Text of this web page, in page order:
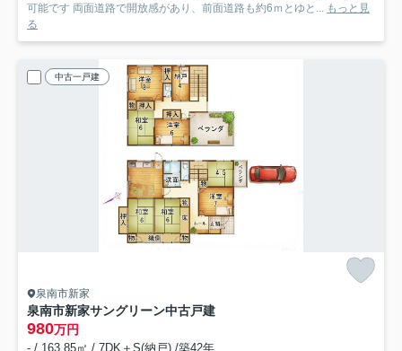
可能です 両面道路で開放感があり、前面道路も約6ｍとゆと... もっと見
る
中古一戸建
泉南市新家
泉南市新家サングリーン中古戸建
980万円
- / 163.85㎡ / 7DK＋S(納戸) /築42年